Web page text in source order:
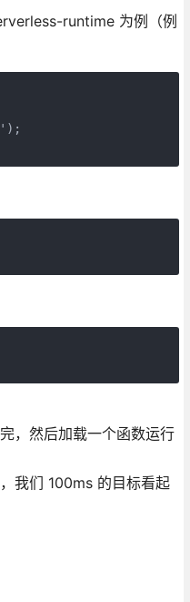
runtime 为例（例
，然后加载一个函数运行
我们 100ms 的目标看起